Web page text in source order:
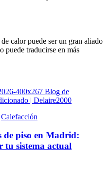
calor puede ser un gran aliado
puede traducirse en más
Calefacción
de piso en Madrid:
tu sistema actual